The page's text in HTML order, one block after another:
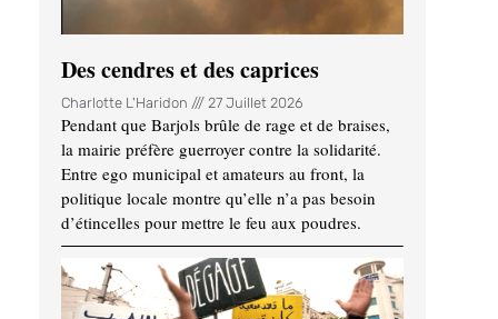
Des cendres et des caprices
Charlotte L'Haridon 27 Juillet 2026
Pendant que Barjols brûle de rage et de braises,
la mairie préfère guerroyer contre la solidarité.
Entre ego municipal et amateurs au front, la
politique locale montre qu’elle n’a pas besoin
d’étincelles pour mettre le feu aux poudres.